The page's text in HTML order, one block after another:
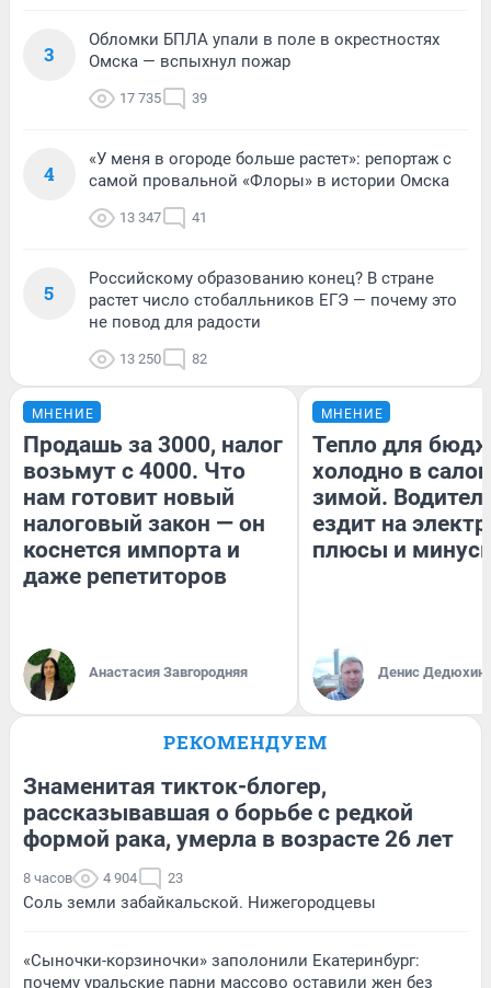
3
Обломки БПЛА упали в поле в окрестностях
Омска — вспыхнул пожар
17 735 39
4
«У меня в огороде больше растет»: репортаж с
самой провальной «Флоры» в истории Омска
13 347 41
5
Российскому образованию конец? В стране
растет число стобалльников ЕГЭ — почему это
не повод для радости
13 250 82
МНЕНИЕ
Продашь за 3000, налог
возьмут с 4000. Что
нам готовит новый
налоговый закон — он
коснется импорта и
даже репетиторов
Анастасия Завгородняя
МНЕНИЕ
Тепло для
холодно в
зимой.
ездит на
плюсы и
Денис Дедюхин
РЕКОМЕНДУЕМ
Знаменитая тикток-блогер,
рассказывавшая о борьбе с редкой
формой рака, умерла в возрасте 26 лет
8 часов 4 904 23
Соль земли забайкальской. Нижегородцевы
«Сыночки-корзиночки» заполонили Екатеринбург:
почему уральские парни массово оставили жен без